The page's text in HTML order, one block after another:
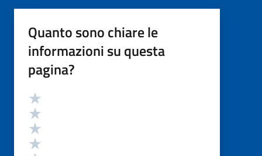
Quanto sono chiare le
informazioni su questa
pagina?
Valutazione